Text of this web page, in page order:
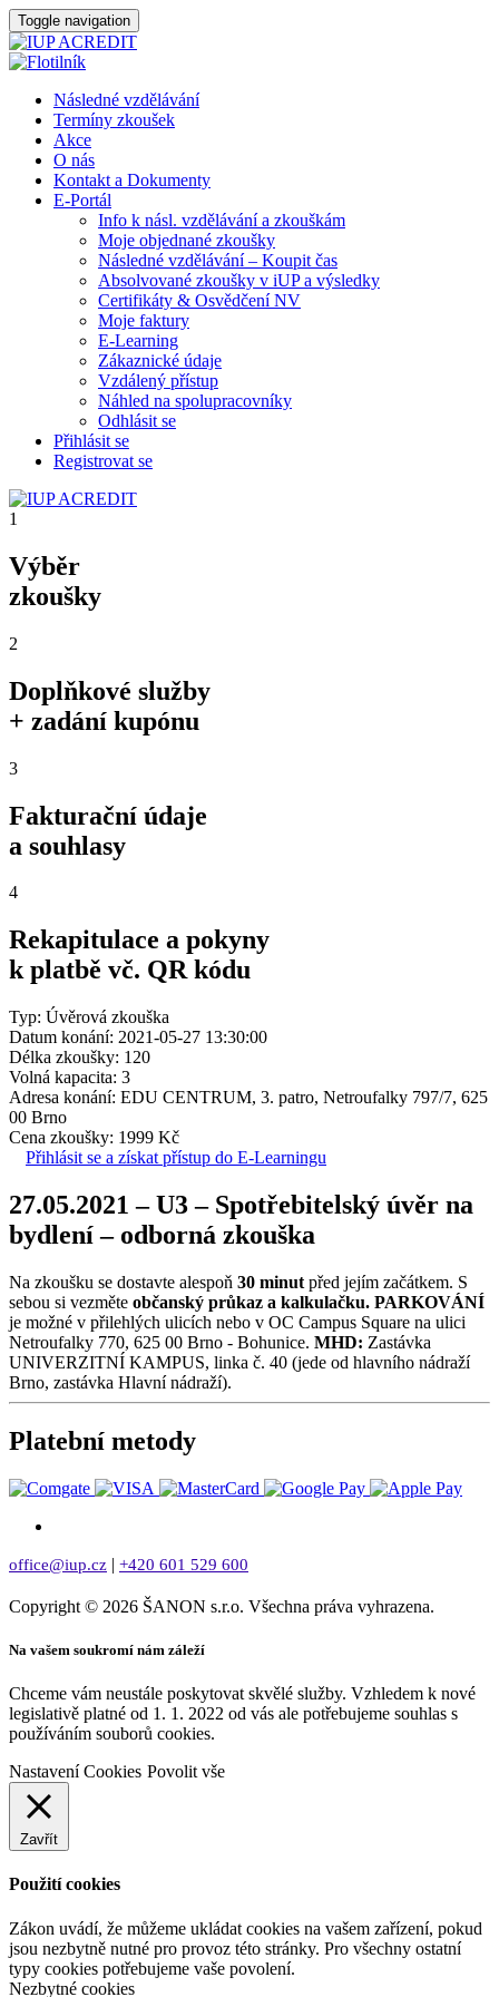
Toggle navigation
Následné vzdělávání
Termíny zkoušek
Akce
O nás
Kontakt a Dokumenty
E-Portál
Info k násl. vzdělávání a zkouškám
Moje objednané zkoušky
Následné vzdělávání – Koupit čas
Absolvované zkoušky v iUP a výsledky
Certifikáty & Osvědčení NV
Moje faktury
E-Learning
Zákaznické údaje
Vzdálený přístup
Náhled na spolupracovníky
Odhlásit se
Přihlásit se
Registrovat se
1
Výběr
zkoušky
2
Doplňkové služby
+ zadání kupónu
3
Fakturační údaje
a souhlasy
4
Rekapitulace a pokyny
k platbě vč. QR kódu
Typ: Úvěrová zkouška
Datum konání: 2021-05-27 13:30:00
Délka zkoušky: 120
Volná kapacita: 3
Adresa konání: EDU CENTRUM, 3. patro, Netroufalky 797/7, 625
00 Brno
Cena zkoušky: 1999 Kč
Přihlásit se a získat přístup do E-Learningu
27.05.2021 – U3 – Spotřebitelský úvěr na
bydlení – odborná zkouška
Na zkoušku se dostavte alespoň 30 minut před jejím začátkem. S
sebou si vezměte občanský průkaz a kalkulačku. PARKOVÁNÍ
je možné v přilehlých ulicích nebo v OC Campus Square na ulici
Netroufalky 770, 625 00 Brno - Bohunice. MHD: Zastávka
UNIVERZITNÍ KAMPUS, linka č. 40 (jede od hlavního nádraží
Brno, zastávka Hlavní nádraží).
Platební metody
office@iup.cz | +420 601 529 600
Copyright © 2026 ŠANON s.r.o. Všechna práva vyhrazena.
Na vašem soukromí nám záleží
Chceme vám neustále poskytovat skvělé služby. Vzhledem k nové
legislativě platné od 1. 1. 2022 od vás ale potřebujeme souhlas s
používáním souborů cookies.
Nastavení Cookies Povolit vše
Zavřít
Použití cookies
Zákon uvádí, že můžeme ukládat cookies na vašem zařízení, pokud
jsou nezbytně nutné pro provoz této stránky. Pro všechny ostatní
typy cookies potřebujeme vaše povolení.
Nezbytné cookies